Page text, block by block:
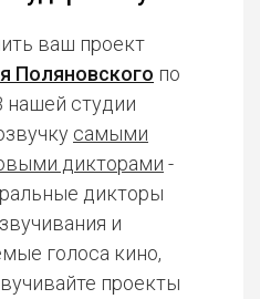
ваш проект
Поляновского по
нашей студии
самыми
дикторами -
дикторы
и
голоса кино,
проекты